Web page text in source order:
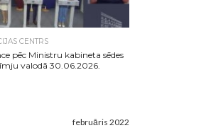
CENTRS
pēc Ministru kabineta sēdes
valodā 30.06.2026.
februāris 2022